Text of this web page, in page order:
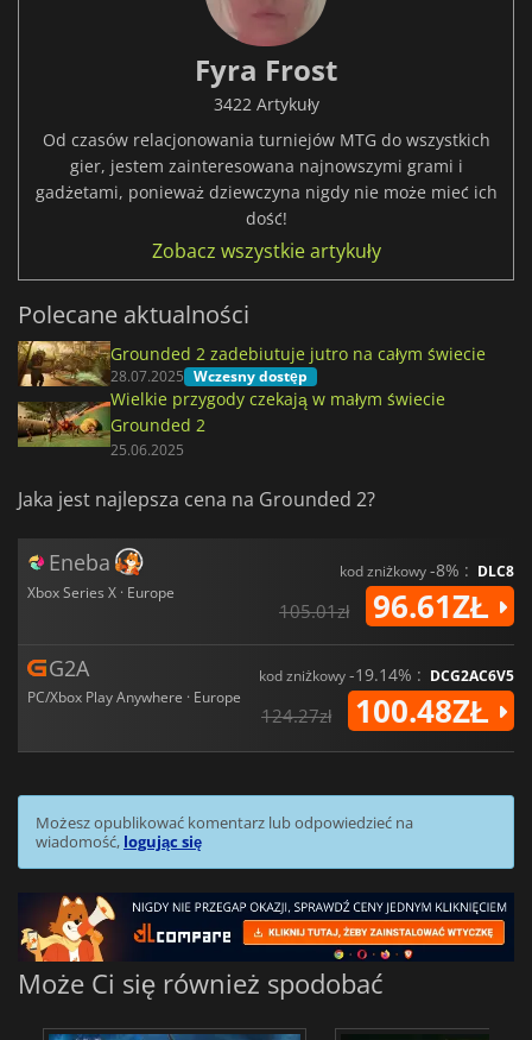
Fyra Frost
3422 Artykuły
Od czasów relacjonowania turniejów MTG do wszystkich
gier, jestem zainteresowana najnowszymi grami i
gadżetami, ponieważ dziewczyna nigdy nie może mieć ich
dość!
Zobacz wszystkie artykuły
Polecane aktualności
Grounded 2 zadebiutuje jutro na całym świecie
28.07.2025 Wczesny dostęp
Wielkie przygody czekają w małym świecie
Grounded 2
25.06.2025
Jaka jest najlepsza cena na Grounded 2?
Eneba
Xbox Series X · Europe
kod zniżkowy-8% : DLC8
105.01zł 96.61ZŁ
G2A
PC/Xbox Play Anywhere · Europe
kod zniżkowy-19.14% : DCG2AC6V5
124.27zł 100.48ZŁ
Możesz opublikować komentarz lub odpowiedzieć na
wiadomość, logując się
Może Ci się również spodobać